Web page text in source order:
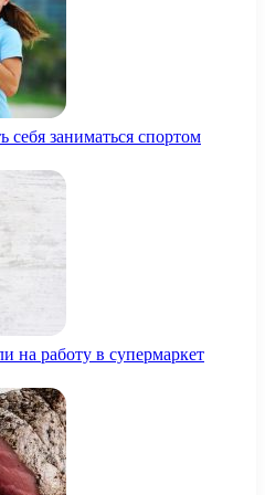
себя заниматься спортом
на работу в супермаркет